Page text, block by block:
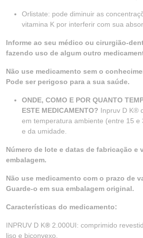
Orlistate: pode diminuir as
vitamina K por interferir com sua
Informe ao seu médico ou cirurgião-
fazendo uso de algum outro
Não use medicamento sem o
Pode ser perigoso para a sua saúde.
ONDE, COMO E POR QUANTO
ESTE MEDICAMENTO? Inpruv D K®
em temperatura ambiente (entre 15 e
e da umidade.
Número de lote e datas de fabricação e
embalagem.
Não use medicamento com o prazo de
Guarde-o em sua embalagem original.
Características do medicamento:
INPRUV D K® 2.000UI: comprimido
liso e biconvexo.